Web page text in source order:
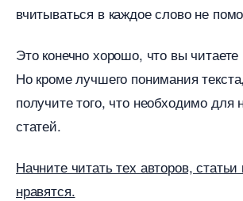
читываться в каждое слово не
Это конечно хорошо, что вы
Но кроме лучшего понимания
получите того, что необходимо для
статей.
Начните читать тех авторов,
нравятся.